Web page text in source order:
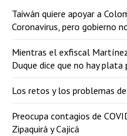
Taiwán quiere apoyar a
Coronavirus, pero gobierno
Mientras el exfiscal
Duque dice que no hay
Los retos y los problemas
Preocupa contagios de
Zipaquirá y Cajicá